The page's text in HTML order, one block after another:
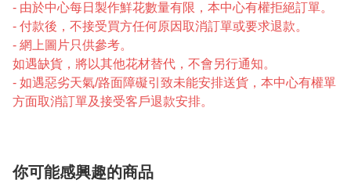
- 由於中心每日製作鮮花數量有限，本中心有權拒絕訂單。
- 付款後，不接受買方任何原因取消訂單或要求退款。
- 網上圖片只供參考。
如遇缺貨，將以其他花材替代，不會另行通知。
- 如遇惡劣天氣/路面障礙引致未能安排送貨，本中心有權單
方面取消訂單及接受客戶退款安排。
你可能感興趣的商品